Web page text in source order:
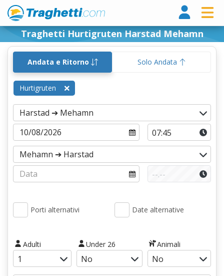
Traghetti Hurtigruten Harstad Mehamn
Andata e Ritorno Solo Andata
Hurtigruten
Porti alternativi Date alternative
Adulti Under 26 Animali